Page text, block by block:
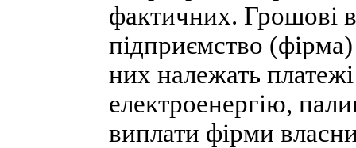
фактичних. Грошові
підприємство
них належать
електроенергію,
виплати фірми